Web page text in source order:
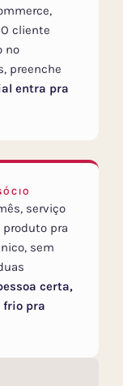
cliente
no
preenche
entra pra
serviço
produto pra
sem
certa,
frio pra